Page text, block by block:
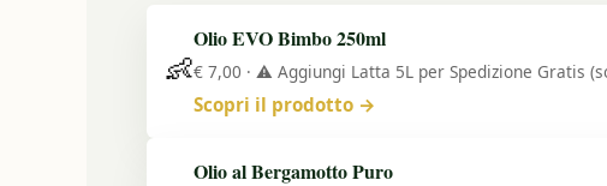
👶
Olio EVO Bimbo 250ml
€ 7,00 · ⚠️ Aggiungi Latta 5L per Spedizione Gratis
Scopri il prodotto →
Olio al Bergamotto Puro